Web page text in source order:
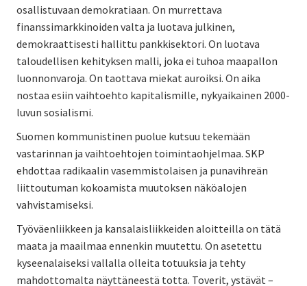
osallistuvaan demokratiaan. On murrettava
finanssimarkkinoiden valta ja luotava julkinen,
demokraattisesti hallittu pankkisektori. On luotava
taloudellisen kehityksen malli, joka ei tuhoa maapallon
luonnonvaroja. On taottava miekat auroiksi. On aika
nostaa esiin vaihtoehto kapitalismille, nykyaikainen 2000-
luvun sosialismi.
Suomen kommunistinen puolue kutsuu tekemään
vastarinnan ja vaihtoehtojen toimintaohjelmaa. SKP
ehdottaa radikaalin vasemmistolaisen ja punavihreän
liittoutuman kokoamista muutoksen näköalojen
vahvistamiseksi.
Työväenliikkeen ja kansalaisliikkeiden aloitteilla on tätä
maata ja maailmaa ennenkin muutettu. On asetettu
kyseenalaiseksi vallalla olleita totuuksia ja tehty
mahdottomalta näyttäneestä totta. Toverit, ystävät –